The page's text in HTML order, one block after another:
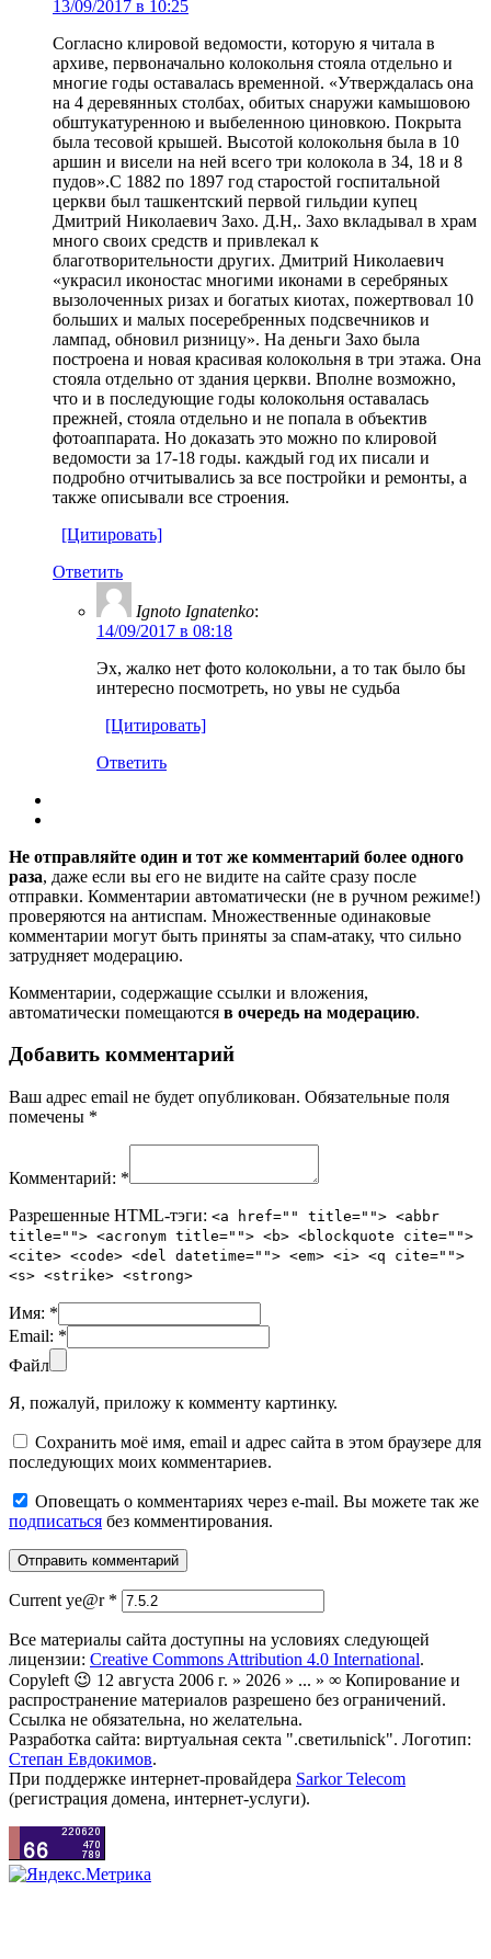
13/09/2017 в 10:25
Согласно клировой ведомости, которую я читала в
архиве, первоначально колокольня стояла отдельно и
многие годы оставалась временной. «Утверждалась она
на 4 деревянных столбах, обитых снаружи камышовою
обштукатуренною и выбеленною циновкою. Покрыта
была тесовой крышей. Высотой колокольня была в 10
аршин и висели на ней всего три колокола в 34, 18 и 8
пудов».С 1882 по 1897 год старостой госпитальной
церкви был ташкентский первой гильдии купец
Дмитрий Николаевич Захо. Д.Н,. Захо вкладывал в храм
много своих средств и привлекал к
благотворительности других. Дмитрий Николаевич
«украсил иконостас многими иконами в серебряных
вызолоченных ризах и богатых киотах, пожертвовал 10
больших и малых посеребренных подсвечников и
лампад, обновил ризницу». На деньги Захо была
построена и новая красивая колокольня в три этажа. Она
стояла отдельно от здания церкви. Вполне возможно,
что и в последующие годы колокольня оставалась
прежней, стояла отдельно и не попала в объектив
фотоаппарата. Но доказать это можно по клировой
ведомости за 17-18 годы. каждый год их писали и
подробно отчитывались за все постройки и ремонты, а
также описывали все строения.
[Цитировать]
Ответить
Ignoto Ignatenko:
14/09/2017 в 08:18
Эх, жалко нет фото колокольни, а то так было бы
интересно посмотреть, но увы не судьба
[Цитировать]
Ответить
Не отправляйте один и тот же комментарий более одного
раза, даже если вы его не видите на сайте сразу после
отправки. Комментарии автоматически (не в ручном режиме!)
проверяются на антиспам. Множественные одинаковые
комментарии могут быть приняты за спам-атаку, что сильно
затрудняет модерацию.
Комментарии, содержащие ссылки и вложения,
автоматически помещаются в очередь на модерацию.
Добавить комментарий
Ваш адрес email не будет опубликован. Обязательные поля
помечены *
Комментарий: *
Разрешенные HTML-тэги: <a href="" title=""> <abbr
title=""> <acronym title=""> <b> <blockquote cite="">
<cite> <code> <del datetime=""> <em> <i> <q cite="">
<s> <strike> <strong>
Имя: *
Email: *
Файл
Я, пожалуй, приложу к комменту картинку.
Сохранить моё имя, email и адрес сайта в этом браузере для
последующих моих комментариев.
Оповещать о комментариях через e-mail. Вы можете так же
подписаться без комментирования.
Current ye@r *
Все материалы сайта доступны на условиях следующей
лицензии: Creative Commons Attribution 4.0 International.
Copyleft 😉 12 августа 2006 г. » 2026 » ... » ∞ Копирование и
распространение материалов разрешено без ограничений.
Ссылка не обязательна, но желательна.
Разработка сайта: виртуальная секта ".светильnick". Логотип:
Степан Евдокимов.
При поддержке интернет-провайдера Sarkor Telecom
(регистрация домена, интернет-услуги).